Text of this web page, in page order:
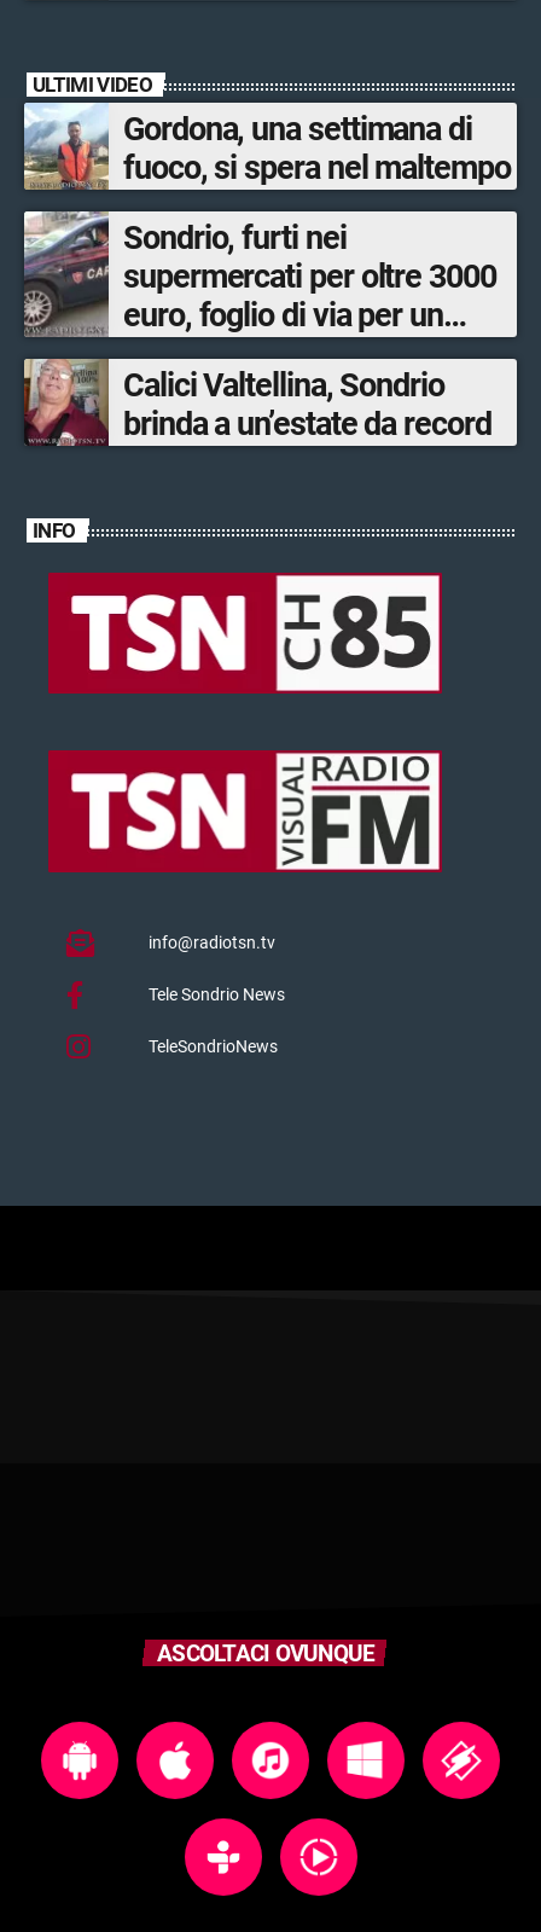
ULTIMI VIDEO
Gordona, una settimana di
fuoco, si spera nel maltempo
Sondrio, furti nei
supermercati per oltre 3000
euro, foglio di via per un
ventinovenne
Calici Valtellina, Sondrio
brinda a un’estate da record
INFO
info@radiotsn.tv
Tele Sondrio News
TeleSondrioNews
ASCOLTACI OVUNQUE